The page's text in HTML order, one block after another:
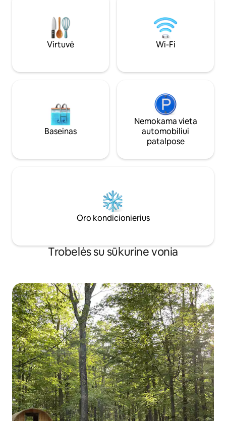
skirti
Propano bakas
Virtuvė Wi-Fi
Baseinas
Nemokama vieta
automobiliui
patalpose
Oro kondicionierius
Trobelės su sūkurine vonia